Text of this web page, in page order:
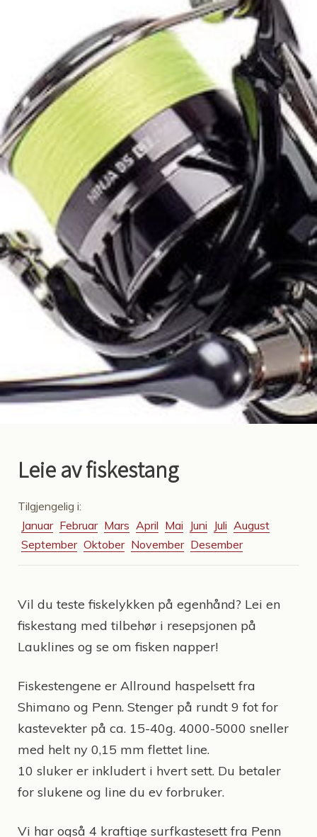
Leie av fiskestang
Tilgjengelig i:
Januar Februar Mars April Mai Juni Juli August
September Oktober November Desember
Vil du teste fiskelykken på egenhånd? Lei en
fiskestang med tilbehør i resepsjonen på
Lauklines og se om fisken napper!
Fiskestengene er Allround haspelsett fra
Shimano og Penn. Stenger på rundt 9 fot for
kastevekter på ca. 15-40g. 4000-5000 sneller
med helt ny 0,15 mm flettet line.
10 sluker er inkludert i hvert sett. Du betaler
for slukene og line du ev forbruker.
Vi har også 4 kraftige surfkastesett fra Penn